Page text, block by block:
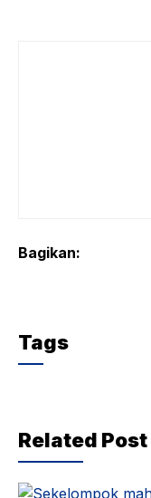
Bagikan:
Tags
Related Post